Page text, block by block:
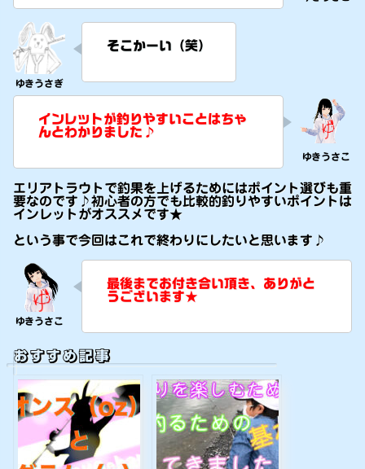
そこかーい（笑）
インレットが釣りやすいことはちゃ
んとわかりました♪
エリアトラウトで釣果を上げるためにはポイント選びも重
要なのです♪初心者の方でも比較的釣りやすいポイントは
インレットがオススメです★
という事で今回はこれで終わりにしたいと思います♪
最後までお付き合い頂き、ありがと
うございます★
おすすめ記事